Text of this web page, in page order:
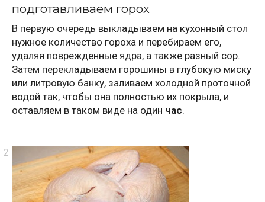
подготавливаем горох
В первую очередь выкладываем на кухонный стол
нужное количество гороха и перебираем его,
удаляя поврежденные ядра, а также разный сор.
Затем перекладываем горошины в глубокую миску
или литровую банку, заливаем холодной проточной
водой так, чтобы она полностью их покрыла, и
оставляем в таком виде на один час.